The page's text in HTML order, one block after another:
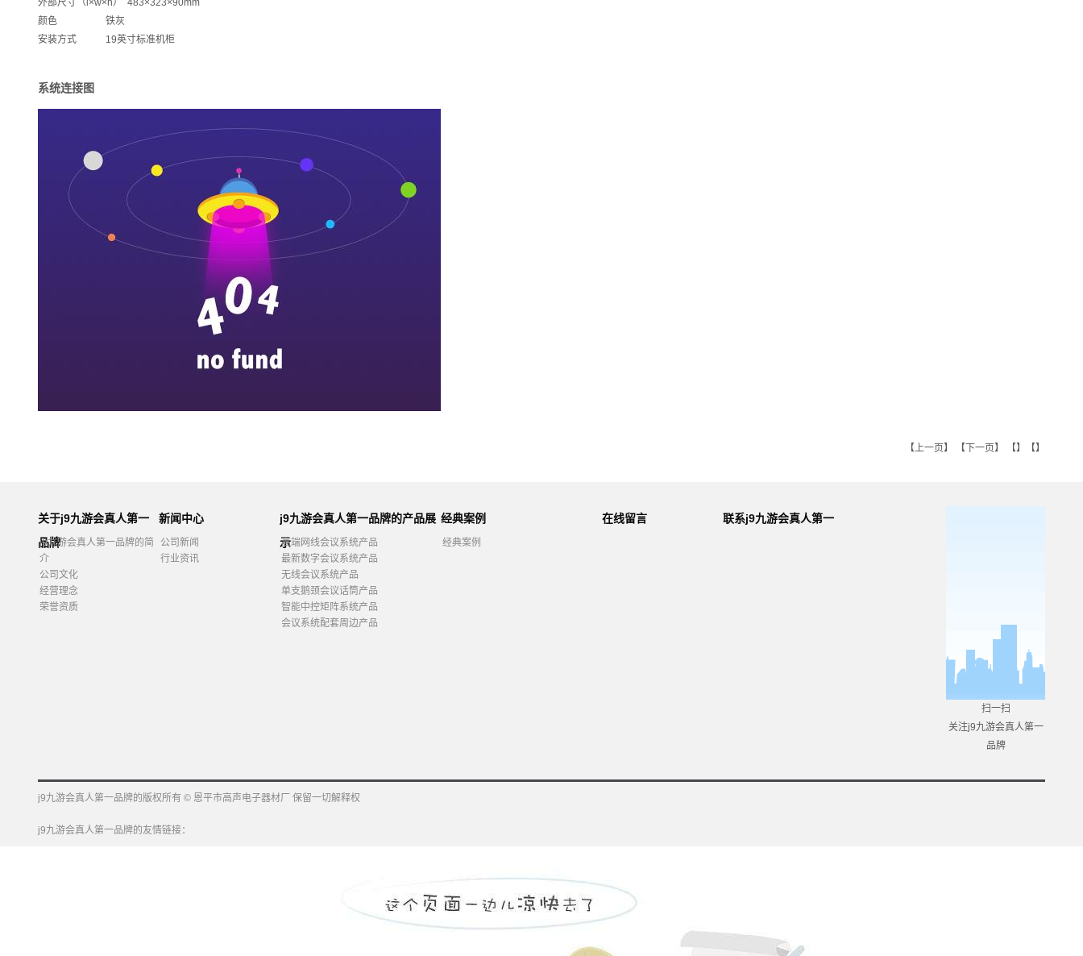
外部尺寸（l×w×h） 483×323×90mm
颜色 铁灰
安装方式 19英寸标准机柜
系统连接图
【上一页】 【 下一页】 【】【】
关于j9九游会真人第一
品牌
j9九游会真人第一品牌的简
介
公司文化
经营理念
荣誉资质
新闻中心
公司新闻
行业资讯
j9九游会真人第一品牌的产品展
示
高端网线会议系统产品
最新数字会议系统产品
无线会议系统产品
单支鹅颈会议话筒产品
智能中控矩阵系统产品
会议系统配套周边产品
经典案例
经典案例
在线留言
联系j9九游会真人第一
扫一扫
关注j9九游会真人第一
品牌
j9九游会真人第一品牌的版权所有 © 恩平市高声电子器材厂 保留一切解释权
j9九游会真人第一品牌的友情链接：